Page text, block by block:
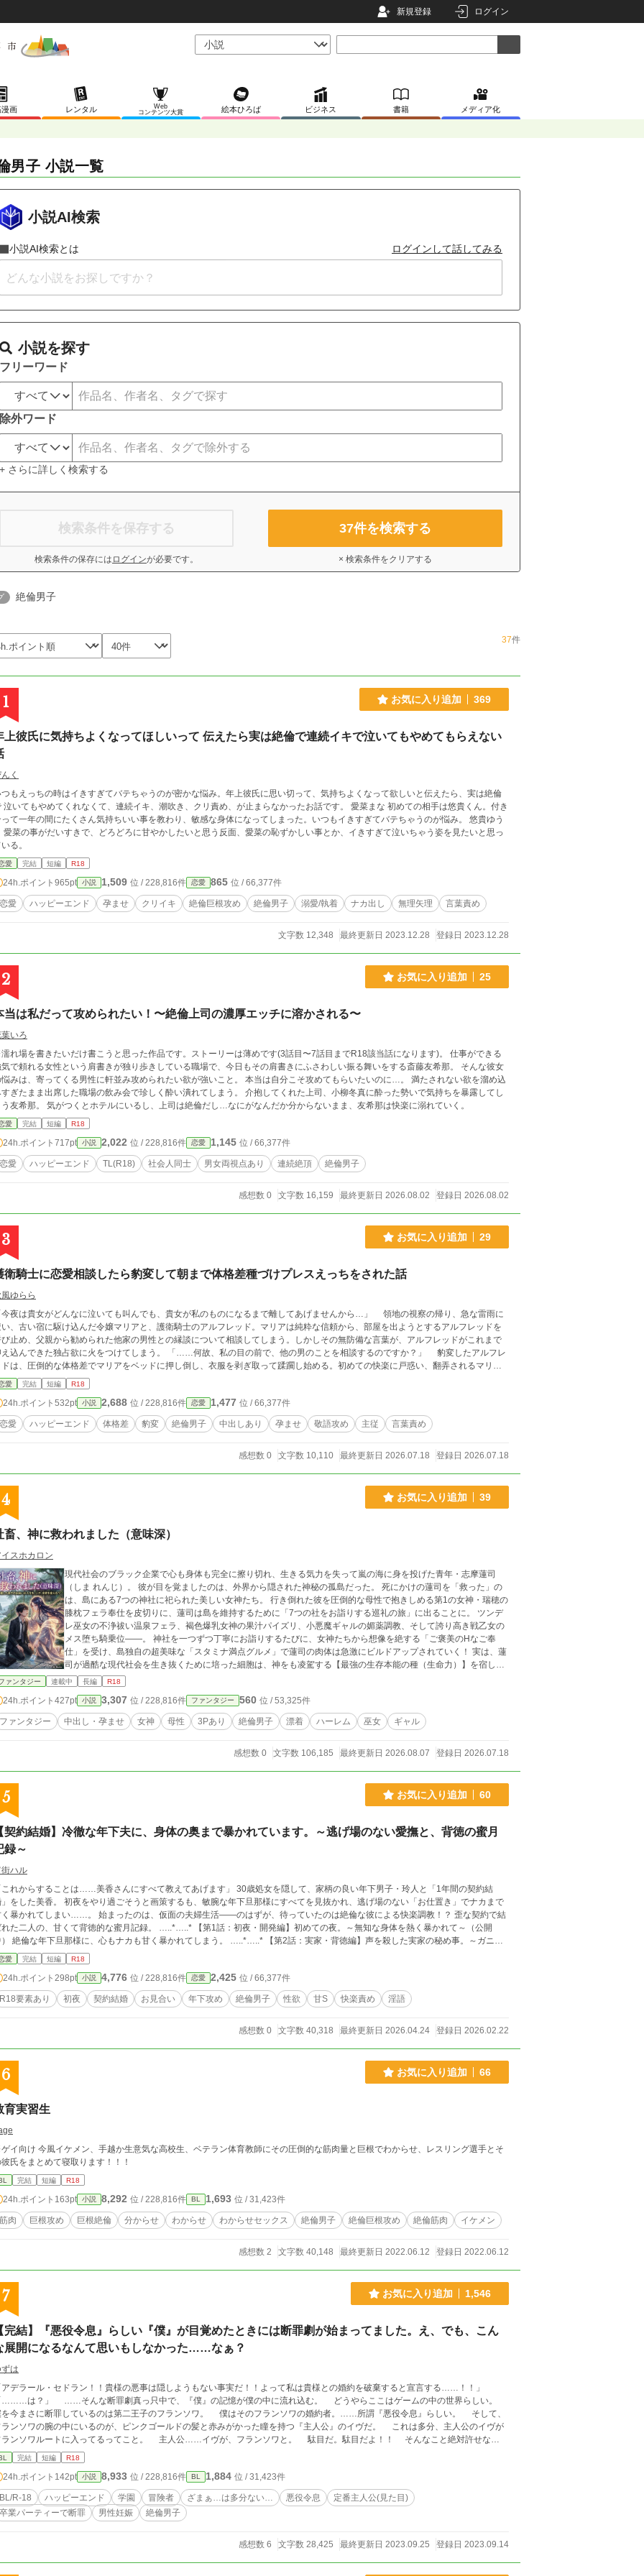
新規登録 ログイン
画 レンタル
Web
コンテンツ大賞
絵本ひろば ビジネス 書籍 メディア化
男子 小説一覧
小説AI検索
小説AI検索とは ログインして話してみる
小説を探す
フリーワード
除外ワード
+ さらに詳しく検索する
検索条件を保存する
検索条件の保存には ログインが必要です。
37件を検索する
× 検索条件をクリアする
絶倫男子
37件
1 お気に入り追加 369
上彼氏に気持ちよくなってほしいって 伝えたら実は絶倫で連続イキで泣いてもやめてもらえない
く
もえっちの時はイきすぎてバテちゃうのが密かな悩み。年上彼氏に思い切って、気持ちよくなって欲しいと伝えたら、実は絶倫
いてもやめてくれなくて、連続イキ、潮吹き、クリ責め、が止まらなかったお話です。 愛菜まな 初めての相手は悠貴くん。付き
て一年の間にたくさん気持ちいい事を教わり、敏感な身体になってしまった。いつもイきすぎてバテちゃうのが悩み。 悠貴ゆう
愛菜の事がだいすきで、どろどろに甘やかしたいと思う反面、愛菜の恥ずかしい事とか、イきすぎて泣いちゃう姿を見たいと思っ
る。
愛 完結 短編 R18
24h.ポイント 965pt 小説 1,509 位 / 228,816件 恋愛 865 位 / 66,377件
恋愛 ハッピーエンド 孕ませ クリイキ 絶倫巨根攻め 絶倫男子 溺愛/執着 ナカ出し 無理矢理 言葉責め
文字数 12,348 最終更新日 2023.12.28 登録日 2023.12.28
2 お気に入り追加 25
当は私だって攻められたい！〜絶倫上司の濃厚エッチに溶かされる〜
いろ
れ場を書きたいだけ書こうと思った作品です。ストーリーは薄めです(3話目〜7話目までR18該当話になります)。 仕事ができる
で頼れる女性という肩書きが独り歩きしている職場で、今日もその肩書きにふさわしい振る舞いをする斎藤友希那。 そんな彼女
は、寄ってくる男性に軒並み攻められたい欲が強いこと。 本当は自分こそ攻めてもらいたいのに…。 満たされない欲を溜め込
たまま出席した職場の飲み会で珍しく酔い潰れてしまう。 介抱してくれた上司、小柳冬真に酔った勢いで気持ちを暴露してし
友希那。 気がつくとホテルにいるし、上司は絶倫だし…なにがなんだか分からないまま、友希那は快楽に溺れていく。
愛 完結 短編 R18
24h.ポイント 717pt 小説 2,022 位 / 228,816件 恋愛 1,145 位 / 66,377件
恋愛 ハッピーエンド TL(R18) 社会人同士 男女両視点あり 連続絶頂 絶倫男子
感想数 0 文字数 16,159 最終更新日 2026.08.02 登録日 2026.08.02
3 お気に入り追加 29
衛騎士に恋愛相談したら豹変して朝まで体格差種づけプレスえっちをされた話
ゆらら
夜は貴女がどんなに泣いても叫んでも、貴女が私のものになるまで離してあげませんから…」 領地の視察の帰り、急な雷雨に
、古い宿に駆け込んだ令嬢マリアと、護衛騎士のアルフレッド。マリアは純粋な信頼から、部屋を出ようとするアルフレッドを
止め、父親から勧められた他家の男性との縁談について相談してしまう。しかしその無防備な言葉が、アルフレッドがこれまで
んできた独占欲に火をつけてしまう。 「……何故、私の目の前で、他の男のことを相談するのですか？」 豹変したアルフレ
は、圧倒的な体格差でマリアをベッドに押し倒し、衣服を剥ぎ取って蹂躙し始める。初めての快楽に戸惑い、翻弄されるマリ
必死にアルフレッドを止めようとするマリアだが、アルフレッドは秘めてきた長年の想いを爆発させ、決して行為をやめようと
て、欲望のままに可愛がりたかったのにずっと、ずっと我慢してきたんです…この程度で終われるは
ずがないでしょう？」 アルフレッドの容赦ない快楽責めは朝まで終わらなくてーーー
愛 完結 短編 R18
24h.ポイント 532pt 小説 2,688 位 / 228,816件 恋愛 1,477 位 / 66,377件
恋愛 ハッピーエンド 体格差 豹変 絶倫男子 中出しあり 孕ませ 敬語攻め 主従 言葉責め
感想数 0 文字数 10,110 最終更新日 2026.07.18 登録日 2026.07.18
4 お気に入り追加 39
畜、神に救われました（意味深）
スホカロン
現代社会のブラック企業で心も身体も完全に擦り切れ、生きる気力を失って嵐の海に身を投げた青年・志摩蓮司
（しま れんじ）。 彼が目を覚ましたのは、外界から隠された神秘の孤島だった。 死にかけの蓮司を「救った」の
は、島にある7つの神社に祀られた美しい女神たち。 行き倒れた彼を圧倒的な母性で抱きしめる第1の女神・瑞穂の
膝枕フェラ奉仕を皮切りに、蓮司は島を維持するために「7つの社をお詣りする巡礼の旅」に出ることに。 ツンデ
レ巫女の不浄祓い温泉フェラ、褐色爆乳女神の果汁パイズリ、小悪魔ギャルの媚薬調教、そして誇り高き戦乙女の
メス堕ち騎乗位――。 神社を一つずつ丁寧にお詣りするたびに、女神たちから想像を絶する「ご褒美のHなご奉
仕」を受け、島独自の超美味な「スタミナ満点グルメ」で蓮司の肉体は急激にビルドアップされていく！ 実は、蓮
司が過酷な現代社会を生き抜くために培った細胞は、神をも凌駕する【最強の生存本能の種（生命力）】を宿して
いた。 純血主義のせいで「劣化」を起こし、子を成せなくなっていた不妊の女神たちにとって、蓮司の絶倫な種こ
を経て、蓮司はついに最高神・天音の待つ最奥の社へ――。 元・限界社畜の青年が、最強の種馬として女神たちの
お腹を自分の子供でいっぱいに満たしていく、極上の子だくさん・全肯定ハーレムファンタジー、ここに開幕！
ァンタジー 連載中 長編 R18
24h.ポイント 427pt 小説 3,307 位 / 228,816件 ファンタジー 560 位 / 53,325件
ファンタジー 中出し・孕ませ 女神 母性 3Pあり 絶倫男子 漂着 ハーレム 巫女 ギャル
感想数 0 文字数 106,185 最終更新日 2026.08.07 登録日 2026.07.18
5 お気に入り追加 60
契約結婚】冷徹な年下夫に、身体の奥まで暴かれています。～逃げ場のない愛撫と、背徳の蜜月
録～
ハル
からすることは……美香さんにすべて教えてあげます」 30歳処女を隠して、家柄の良い年下男子・玲人と「1年間の契約結
をした美香。 初夜をやり過ごそうと画策するも、敏腕な年下旦那様にすべてを見抜かれ、逃げ場のない「お仕置き」でナカまで
てしまい……。 始まったのは、仮面の夫婦生活――のはずが、待っていたのは絶倫な彼による快楽調教！？ 歪な契約で結
人の、甘くて背徳的な蜜月記録。 …..*…..* 【第1話：初夜・開発編】初めての夜。～無知な身体を熱く暴かれて～（公開
実家・背徳編】声を殺した実家の秘め事。～ガニ股
、隠された契約～（公開中） 久しぶりに訪れた私の実家。 扉の向こうにお手伝いさんがいる極限の緊張感の中、声を殺し
様な「ガニ股アクメ」で絶頂を飲み込まされて……。 …..*…..* 【第3話：ラブホテル・お仕置き編】道具と指で焦らし絶頂。
の嫉妬でお仕置きアクメ～（FANBOXにて公開中／サンプル掲載） 目隠しをされ、拘束された私に向けられるのは、隠しきれな
な【独占欲】。 …..*…..* 【第4話：看病・ご褒美編】疲れの出た夫の看病。～ご褒美は、パジャマ1枚で跨る私をご所望～
にて公開中／サンプル掲載） 病上がりの玲人くんに押し切られ、素肌にパジャマ1枚の「裸パジャマ」で彼の顔の上に跨る
た真実の生ハメ初夜♡～（FANBOXにて公開中／サンプル掲載） 結婚から1年の契約終了。離婚届を差し出す私に、玲人くんが渡
愛 完結 短編 R18
24h.ポイント 298pt 小説 4,776 位 / 228,816件 恋愛 2,425 位 / 66,377件
R18要素あり 初夜 契約結婚 お見合い 年下攻め 絶倫男子 性欲 甘S 快楽責め 淫語
感想数 0 文字数 40,318 最終更新日 2026.04.24 登録日 2026.02.22
6 お気に入り追加 66
育実習生
イ向け 今風イケメン、手越か生意気な高校生、ベテラン体育教師にその圧倒的な筋肉量と巨根でわからせ、レスリング選手とそ
氏をまとめて寝取ります！！！
完結 短編 R18
24h.ポイント 163pt 小説 8,292 位 / 228,816件 BL 1,693 位 / 31,423件
筋肉 巨根攻め 巨根絶倫 分からせ わからせ わからせセックス 絶倫男子 絶倫巨根攻め 絶倫筋肉 イケメン
感想数 2 文字数 40,148 最終更新日 2022.06.12 登録日 2022.06.12
7 お気に入り追加 1,546
完結】『悪役令息』らしい『僕』が目覚めたときには断罪劇が始まってました。え、でも、こん
展開になるなんて思いもしなかった……なぁ？
は
デラール・セドラン！！貴様の悪事は隠しようもない事実だ！！よって私は貴様との婚約を破棄すると宣言する……！！」
な断罪劇真っ只中で、『僕』の記憶が僕の中に流れ込む。 どうやらここはゲームの中の世界らしい。
を今まさに断罪しているのは第二王子のフランソワ。 僕はそのフランソワの婚約者。……所謂『悪役令息』らしい。 そして、
ンソワの腕の中にいるのが、ピンクゴールドの髪と赤みがかった瞳を持つ『主人公』のイヴだ。 これは多分、主人公のイヴが
ワルートに入ってるってこと。 主人公……イヴが、フランソワと。 駄目だ。駄目だよ！！ そんなこと絶対許せな
＿＿ ＊設定ゆるゆるのBLゲーム風の悪役令息物です。ざまぁ展開は期待しないでください
) ＊R18は多分最後の方に。予告なく入ります。 ＊なんでもありOkな方のみ閲覧くださいませ。 ＊多分続きは書きません……。そ
て悪役令息物も二作目はありません……(笑) 難しい……。皆さんすごすぎます……。 ＊リハビリ的に書いたものです。生暖かい
ご覧ください(笑)
完結 短編 R18
24h.ポイント 142pt 小説 8,933 位 / 228,816件 BL 1,884 位 / 31,423件
BL/R-18 ハッピーエンド 学園 冒険者 ざまぁ…は多分ない… 悪役令息
定番主人公(見た目)
卒業パーティーで断罪
男性妊娠 絶倫男子
感想数 6 文字数 28,425 最終更新日 2023.09.25 登録日 2023.09.14